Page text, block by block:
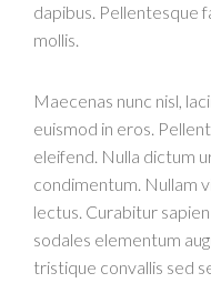
dapibus. Pellentesque
mollis.
Maecenas nunc nisl,
euismod in eros.
eleifend. Nulla dictum
condimentum. Nullam
lectus. Curabitur
sodales elementum
tristique convallis sed